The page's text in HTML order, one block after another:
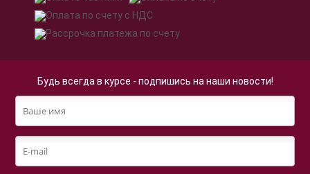
Будь всегда в курсе - подпишись на наши новости!